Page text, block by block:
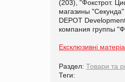
(203), "Фокстрот.
магазины
DEPOT
компания группы
Ексклюзивні
Раздел: Товари та
Теги: